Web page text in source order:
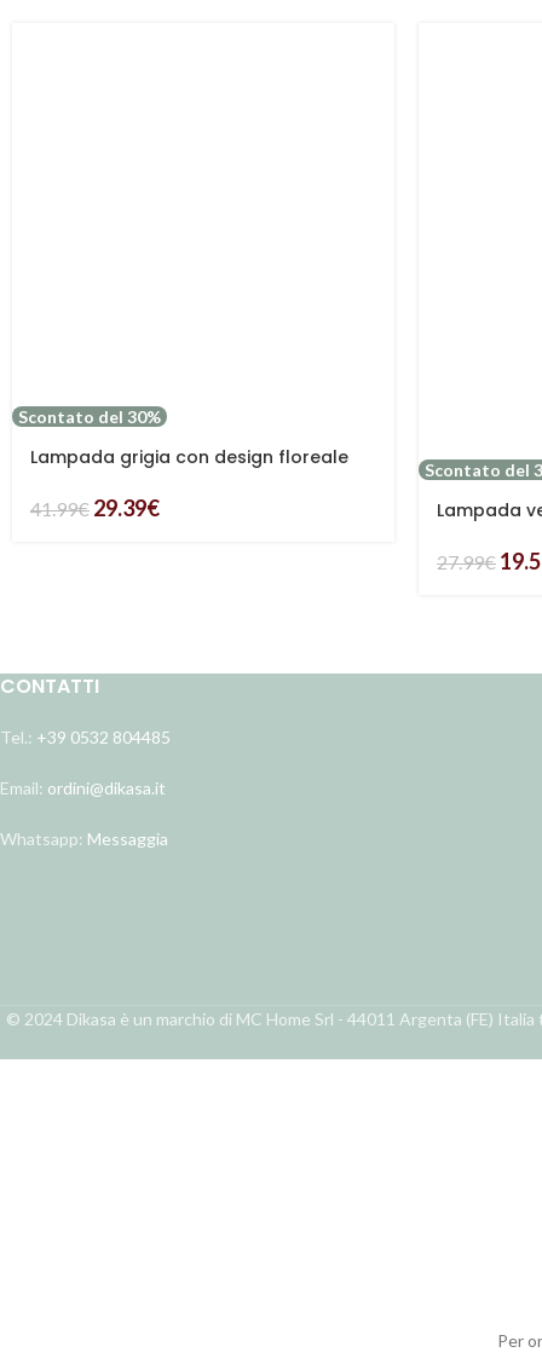
Scontato del 30%
Lampada grigia con design floreale
41.99€ 29.39€
Scontato del
Lampada
27.99€
CONTATTI
Tel.: +39 0532 804485
Email: ordini@dikasa.it
Whatsapp: Messaggia
© 2024 Dikasa è un marchio di MC Home Srl - 44011 Argenta (FE)
Per